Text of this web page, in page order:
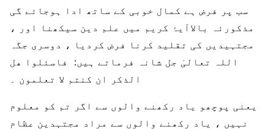
سب پر فرض ہے کمال خوبی کے ساتھ ادا ہوجائے گی
، مذکورئہ بالاآیۂ کریم میں علم دین سیکھنا اور
مجتہیدیں کی تقلید کرنا فرض کردیا ، دوسری جگہ
اللہ تعالیٰ جل شانہ فرماتے ہیں: فاسئلوا ھل
الذکر ان کنتم لا تعلمون ۔
یعنی پوچھو یاد رکھنے والوں سے اگر تم کو معلوم
نہیں ، یاد رکھنے والوں سے مراد مجتہدین عظام